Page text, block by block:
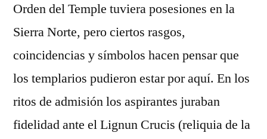
Orden del Temple tuviera posesiones en la
Sierra Norte, pero ciertos rasgos,
coincidencias y símbolos hacen pensar que
los templarios pudieron estar por aquí. En los
ritos de admisión los aspirantes juraban
fidelidad ante el Lignun Crucis (reliquia de la